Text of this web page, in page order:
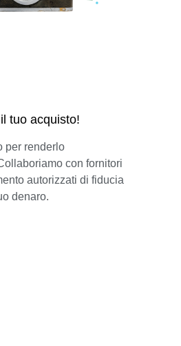
tuo acquisto!
per renderlo
con fornitori
autorizzati di fiducia
denaro.